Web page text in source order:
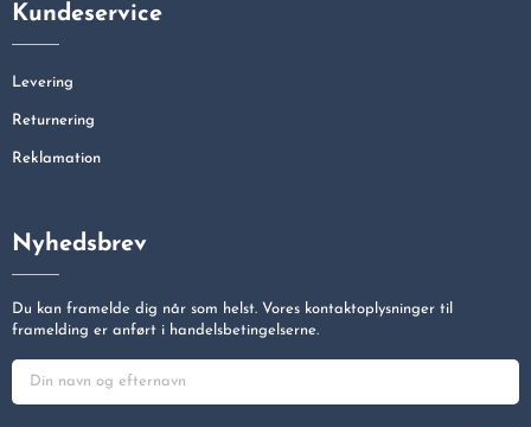
Kundeservice
Levering
Returnering
Reklamation
Nyhedsbrev
Du kan framelde dig når som helst. Vores kontaktoplysninger til
framelding er anført i handelsbetingelserne.